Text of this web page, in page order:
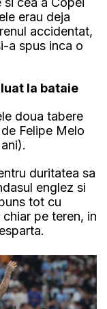
erau deja
accidentat,
a spus inca o
la bataie
doua tabere
Felipe Melo
duritatea sa
englez si
tot cu
pe teren, in